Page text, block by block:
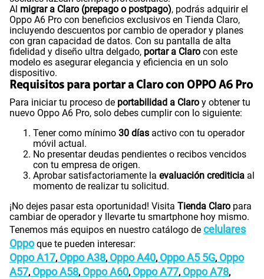
Al migrar a Claro (prepago o postpago), podrás adquirir el
Oppo A6 Pro con beneficios exclusivos en Tienda Claro,
incluyendo descuentos por cambio de operador y planes
con gran capacidad de datos. Con su pantalla de alta
fidelidad y diseño ultra delgado, portar a Claro con este
modelo es asegurar elegancia y eficiencia en un solo
dispositivo.
Requisitos para portar a Claro con OPPO A6 Pro
Para iniciar tu proceso de portabilidad a Claro y obtener tu
nuevo Oppo A6 Pro, solo debes cumplir con lo siguiente:
Tener como mínimo 30 días activo con tu operador
móvil actual.
No presentar deudas pendientes o recibos vencidos
con tu empresa de origen.
Aprobar satisfactoriamente la evaluación crediticia al
momento de realizar tu solicitud.
¡No dejes pasar esta oportunidad! Visita Tienda Claro para
cambiar de operador y llevarte tu smartphone hoy mismo.
Tenemos más equipos en nuestro catálogo de celulares
Oppoque te pueden interesar:
Oppo A17, Oppo A38, Oppo A40, Oppo A5 5G, Oppo
A57, Oppo A58, Oppo A60, Oppo A77, Oppo A78,